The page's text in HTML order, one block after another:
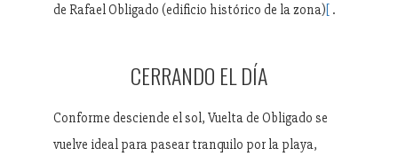
de Rafael Obligado (edificio histórico de la zona)[ .
CERRANDO EL DÍA
Conforme desciende el sol, Vuelta de Obligado se
vuelve ideal para pasear tranquilo por la playa,